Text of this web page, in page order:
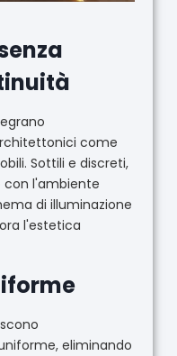
come
Sottili e discreti,
con l'ambiente
di illuminazione
l'estetica
eliminando